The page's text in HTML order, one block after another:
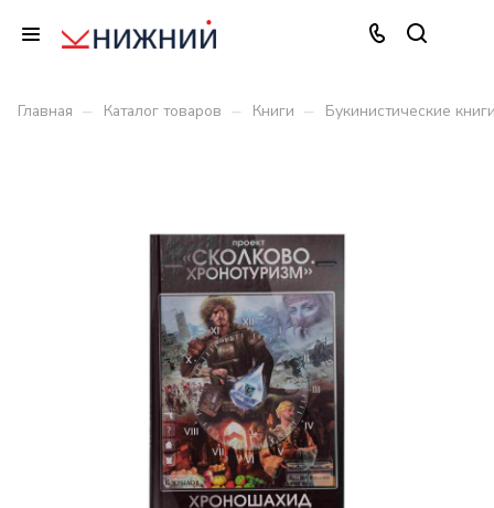
Главная – Каталог товаров – Книги – Букинистические